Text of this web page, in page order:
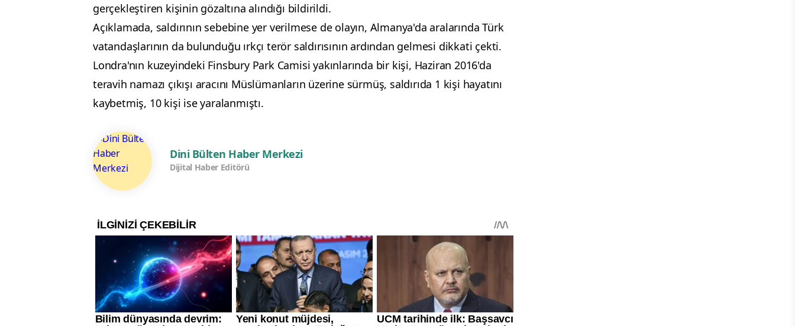
gerçekleştiren kişinin gözaltına alındığı bildirildi.
Açıklamada, saldırının sebebine yer verilmese de olayın, Almanya'da aralarında Türk
vatandaşlarının da bulunduğu ırkçı terör saldırısının ardından gelmesi dikkati çekti.
Londra'nın kuzeyindeki Finsbury Park Camisi yakınlarında bir kişi, Haziran 2016'da
teravih namazı çıkışı aracını Müslümanların üzerine sürmüş, saldırıda 1 kişi hayatını
kaybetmiş, 10 kişi ise yaralanmıştı.
Dini Bülten Haber Merkezi
Dijital Haber Editörü